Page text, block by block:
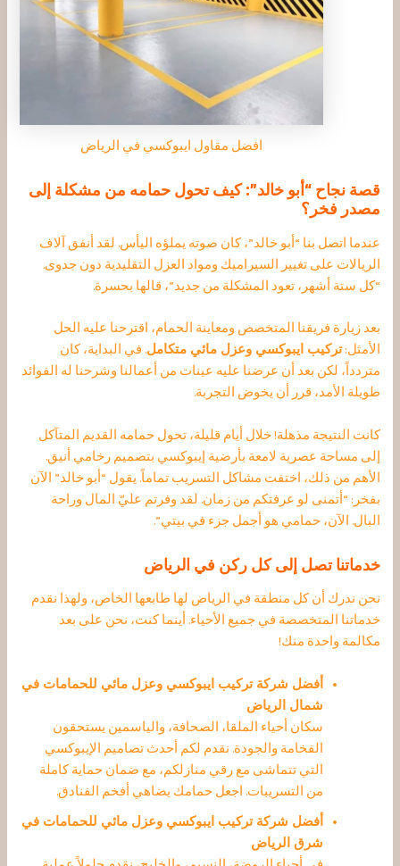
افضل مقاول ايبوكسي في الرياض
قصة نجاح “أبو خالد”: كيف تحول حمامه من مشكلة إلى
مصدر فخر؟
عندما اتصل بنا “أبو خالد”، كان صوته يملؤه اليأس. لقد أنفق آلاف
الريالات على تغيير السيراميك ومواد العزل التقليدية دون جدوى.
“كل ستة أشهر، تعود المشكلة من جديد”، قالها بحسرة.
بعد زيارة فريقنا المتخصص ومعاينة الحمام، اقترحنا عليه الحل
الأمثل:تركيب ايبوكسي وعزل مائي متكامل. في البداية، كان
متردداً، لكن بعد أن عرضنا عليه عينات من أعمالنا وشرحنا له الفوائد
طويلة الأمد، قرر أن يخوض التجربة.
كانت النتيجة مذهلة! خلال أيام قليلة، تحول حمامه القديم المتآكل
إلى مساحة عصرية لامعة بأرضية إيبوكسي بتصميم رخامي أنيق.
الأهم من ذلك، اختفت مشاكل التسريب تماماً. يقول “أبو خالد” الآن
بفخر: “أتمنى لو عرفتكم من زمان. لقد وفرتم عليّ المال وراحة
البال. الآن، حمامي هو أجمل جزء في بيتي”.
خدماتنا تصل إلى كل ركن في الرياض
نحن ندرك أن كل منطقة في الرياض لها طابعها الخاص، ولهذا نقدم
خدماتنا المتخصصة في جميع الأحياء. أينما كنت، نحن على بعد
مكالمة واحدة منك!
أفضل شركة تركيب ايبوكسي وعزل مائي للحمامات في
شمال الرياض
سكان أحياء الملقا، الصحافة، والياسمين يستحقون
الفخامة والجودة. نقدم لكم أحدث تصاميم الإيبوكسي
التي تتماشى مع رقي منازلكم، مع ضمان حماية كاملة
من التسريبات. اجعل حمامك يضاهي أفخم الفنادق.
أفضل شركة تركيب ايبوكسي وعزل مائي للحمامات في
شرق الرياض